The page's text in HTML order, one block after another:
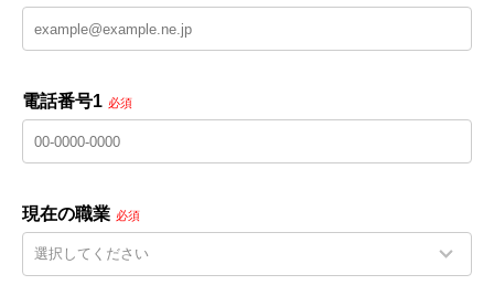
電話番号1 必須
現在の職業 必須